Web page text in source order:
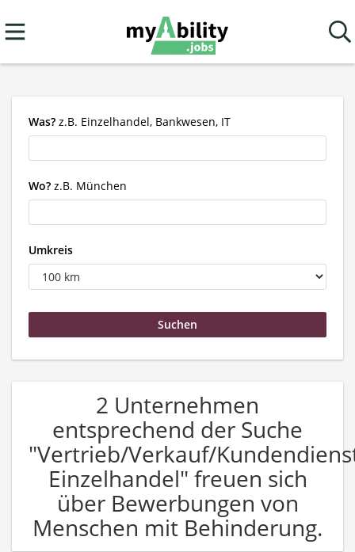
Was? z.B. Einzelhandel, Bankwesen, IT
Wo? z.B. München
Umkreis
2 Unternehmen
entsprechend der Suche
"Vertrieb/Verkauf/
Einzelhandel" freuen sich
über Bewerbungen von
Menschen mit Behinderung.